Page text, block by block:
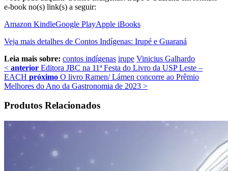
e-book no(s) link(s) a seguir:
Amazon KindleGoogle PlayApple iBooks
Veja mais detalhes de Contos Indígenas: Irupé e Guaraná
Leia mais sobre: contos indígenas irupe Vinicius Galhardo
< anterior Editora JBC na 11ª Festa do Livro da USP Leste –
EACH próximo O livro Ramen/ Lámen concorre ao Prêmio
Melhores do Ano da Gastronomia de 2023 >
Produtos Relacionados